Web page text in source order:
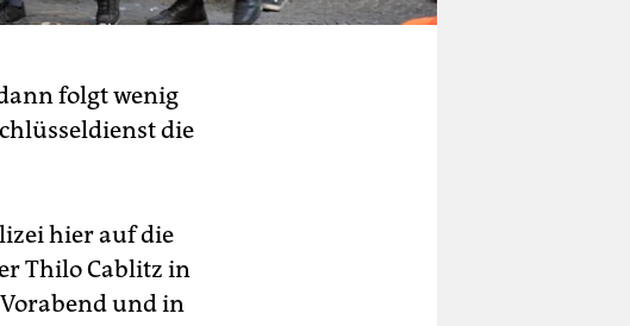
folgt wenig
die
hier auf die
Thilo Cablitz in
und in